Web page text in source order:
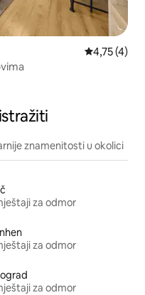
Prosječna
4,75 (4)
znamenitosti u okolici
za odmor
za odmor
za odmor